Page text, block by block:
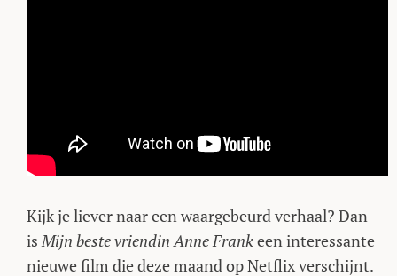
Kijk je liever naar een waargebeurd verhaal? Dan
isMijn beste vriendin Anne Frankeen interessante
nieuwe film die deze maand op Netflix verschijnt.